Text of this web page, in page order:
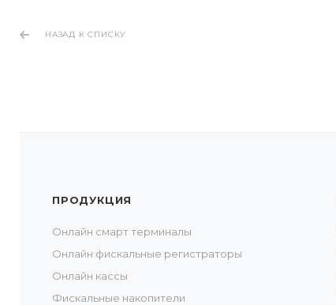
НАЗАД К СПИСКУ
ПРОДУКЦИЯ
Онлайн смарт терминалы
Онлайн фискальные регистраторы
Онлайн кассы
Фискальные накопители